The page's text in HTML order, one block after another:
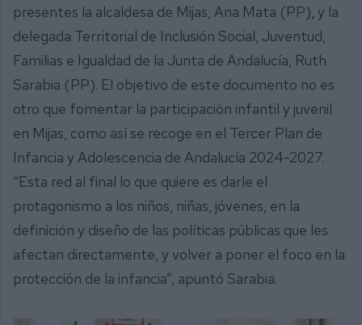
presentes la alcaldesa de Mijas, Ana Mata (PP), y la
delegada Territorial de Inclusión Social, Juventud,
Familias e Igualdad de la Junta de Andalucía, Ruth
Sarabia (PP). El objetivo de este documento no es
otro que fomentar la participación infantil y juvenil
en Mijas, como así se recoge en el Tercer Plan de
Infancia y Adolescencia de Andalucía 2024-2027.
“Esta red al final lo que quiere es darle el
protagonismo a los niños, niñas, jóvenes, en la
definición y diseño de las políticas públicas que les
afectan directamente, y volver a poner el foco en la
protección de la infancia”, apuntó Sarabia.